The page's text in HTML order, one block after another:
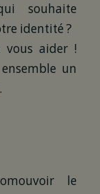
souhaite
identité ?
vous aider !
un
le